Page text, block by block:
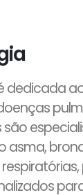
dedicada